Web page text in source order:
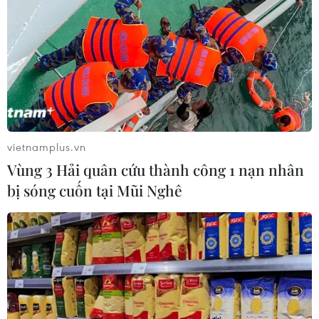
Toàn cảnh ASEAN Cup: Thái
Lan "thắng như chẻ tre", thách thức
tuyển Việt Nam
05/08/2026 07:15
Nhận định Philippines vs
Thái Lan: Madam Pang treo thưởng
tiền tỷ, "Voi chiến" quyết thắng
04/08/2026 09:19
Đội tuyển Việt Nam nhận
thưởng 2 tỷ đồng sau thắng lợi trước
Indonesia
04/08/2026 04:16
vietnamplus.vn
Vùng 3 Hải quân cứu thành công 1 nạn nhân
bị sóng cuốn tại Mũi Nghê